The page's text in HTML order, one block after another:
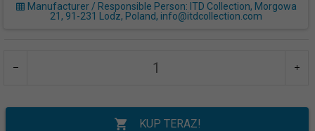
Manufacturer / Responsible Person: ITD Collection, Morgowa
21, 91-231 Lodz, Poland, info@itdcollection.com
KUP TERAZ!